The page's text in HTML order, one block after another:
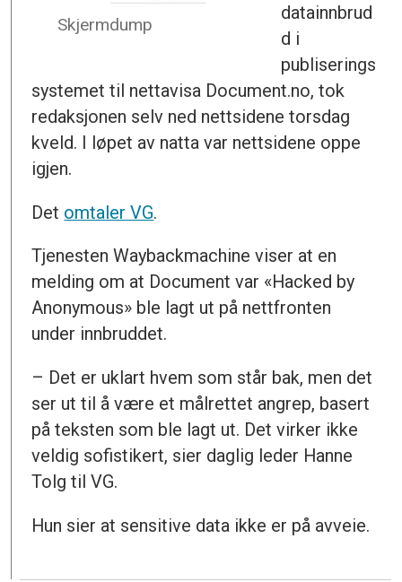
Skjermdump
datainnbrud
d i
publiserings
systemet til nettavisa Document.no, tok
redaksjonen selv ned nettsidene torsdag
kveld. I løpet av natta var nettsidene oppe
igjen.
Det omtaler VG.
Tjenesten Waybackmachine viser at en
melding om at Document var «Hacked by
Anonymous» ble lagt ut på nettfronten
under innbruddet.
– Det er uklart hvem som står bak, men det
ser ut til å være et målrettet angrep, basert
på teksten som ble lagt ut. Det virker ikke
veldig sofistikert, sier daglig leder Hanne
Tolg til VG.
Hun sier at sensitive data ikke er på avveie.